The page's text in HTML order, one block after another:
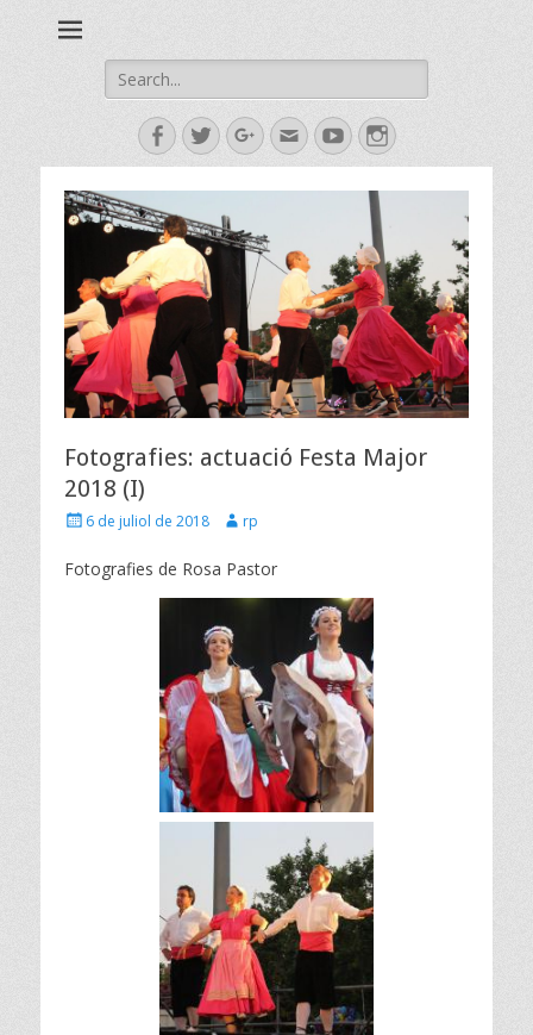
Search
for:
Facebook
TwitterGoogleplus
EmailYouTubeInstagram
Fotografies: actuació Festa Major
2018 (I)
Posted6 de juliol de 2018 Author
rp
Fotografies de Rosa Pastor